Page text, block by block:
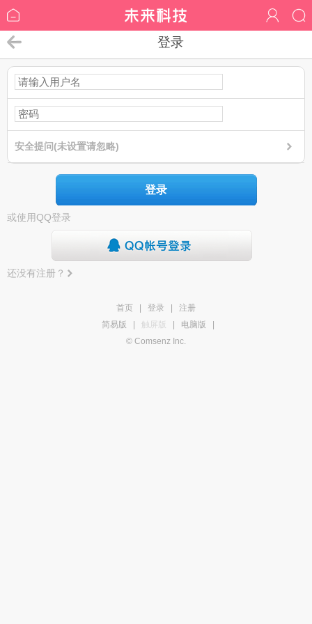
登录
安全提问(未设置请忽略)
登录
或使用QQ登录
还没有注册？
首页 登录
注册
简易版
触屏版 电脑版
© Comsenz Inc.